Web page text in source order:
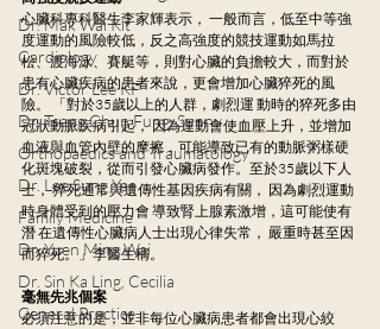
Dr. Mak Wai Kit
Cardiology
Dr. Victor Lee KF
Dr. Tsang Chun Fung, Sunny
Orthopaedics and Traumatology
Dr. Lee Sung Yee
Family Medicine
Dr. Yuen Ming Wai
Dr. Sin Ka Ling, Cecilia
General Practice
心臟科專科醫生李家輝表示， 一般而言，低至中等強
度運動的風險較低，反之高強度的競技運動如馬拉
松、渡海泳、賽艇等，則對心臟的負擔較大，而對於
患有心臟疾病的患者來說，更會增加心臟猝死的風
險。 「對於35歲以上的人群，劇烈運 動時的猝死多由
冠狀動脈疾病引起， 因為運動會使血壓上升，並增加
血液與血管內壁的摩擦，可能導致已有的動脈粥樣硬
化斑塊破裂，從而引發心臟病發作。至於35歲以下人
士， 猝死通常與遺傳性基因疾病有關， 因為劇烈運動
時身體受到的壓力會 導致腎上腺素激增，這可能使有
潛 在遺傳性心臟病人士出現心律失常， 嚴重時甚至因
而猝死。」李醫生稱。
毫無先兆個案
必須注意的是，並非每位心臟病患者都會出現心絞